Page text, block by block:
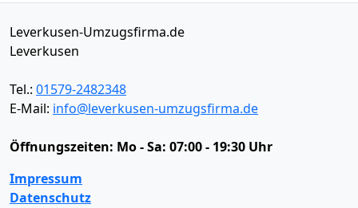
Leverkusen-Umzugsfirma.de
Leverkusen
Tel.: 01579-2482348
E-Mail: info@leverkusen-umzugsfirma.de
Öffnungszeiten: Mo - Sa: 07:00 - 19:30 Uhr
Impressum
Datenschutz